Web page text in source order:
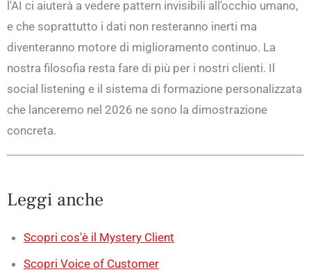
l'AI ci aiuterà a vedere pattern invisibili all'occhio umano,
e che soprattutto i dati non resteranno inerti ma
diventeranno motore di miglioramento continuo. La
nostra filosofia resta fare di più per i nostri clienti. Il
social listening e il sistema di formazione personalizzata
che lanceremo nel 2026 ne sono la dimostrazione
concreta.
Leggi anche
Scopri cos'è il Mystery Client
Scopri Voice of Customer